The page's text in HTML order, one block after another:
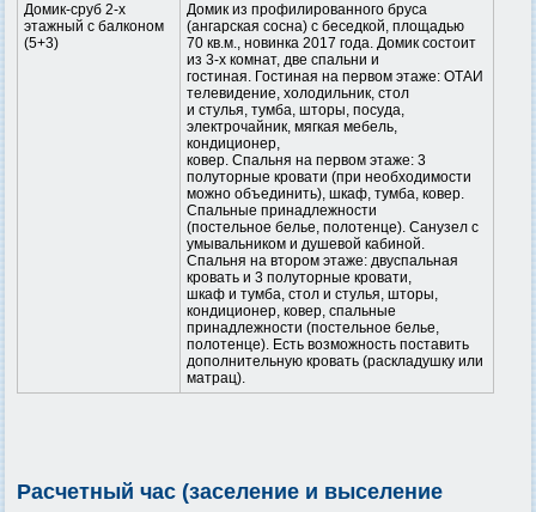
Домик-сруб 2-х
этажный с балконом
(5+3)
Домик из профилированного бруса
(ангарская сосна) с беседкой, площадью
70 кв.м., новинка 2017 года. Домик состоит
из 3-х комнат, две спальни и
гостиная. Гостиная на первом этаже: ОТАИ
телевидение, холодильник, стол
и стулья, тумба, шторы, посуда,
электрочайник, мягкая мебель,
кондиционер,
ковер. Спальня на первом этаже: 3
полуторные кровати (при необходимости
можно объединить), шкаф, тумба, ковер.
Спальные принадлежности
(постельное белье, полотенце). Санузел с
умывальником и душевой кабиной.
Спальня на втором этаже: двуспальная
кровать и 3 полуторные кровати,
шкаф и тумба, стол и стулья, шторы,
кондиционер, ковер, спальные
принадлежности (постельное белье,
полотенце). Есть возможность поставить
дополнительную кровать (раскладушку или
матрац).
Расчетный час (заселение и выселение